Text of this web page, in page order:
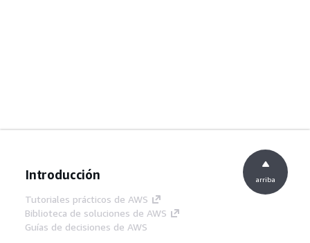
Introducción
Tutoriales prácticos de AWS
Biblioteca de soluciones de AWS
Guías de decisiones de AWS
arriba